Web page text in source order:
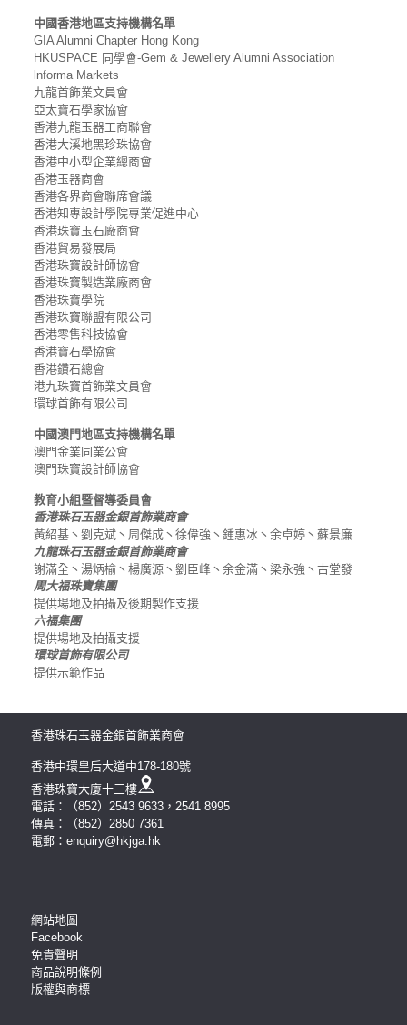
中國香港地區支持機構名單
GIA Alumni Chapter Hong Kong
HKUSPACE 同學會-Gem & Jewellery Alumni Association
lnforma Markets
九龍首飾業文員會
亞太寶石學家協會
香港九龍玉器工商聯會
香港大溪地黑珍珠協會
香港中小型企業總商會
香港玉器商會
香港各界商會聯席會議
香港知專設計學院專業促進中心
香港珠寶玉石廠商會
香港貿易發展局
香港珠寶設計師協會
香港珠寶製造業廠商會
香港珠寶學院
香港珠寶聯盟有限公司
香港零售科技協會
香港寶石學協會
香港鑽石總會
港九珠寶首飾業文員會
環球首飾有限公司
中國澳門地區支持機構名單
澳門金業同業公會
澳門珠寶設計師協會
教育小組暨督導委員會
香港珠石玉器金銀首飾業商會
黃紹基丶劉克斌丶周傑成丶徐偉強丶鍾惠冰丶余卓婷丶蘇景廉
九龍珠石玉器金銀首飾業商會
謝滿全丶湯炳榆丶楊廣源丶劉臣峰丶余金滿丶梁永強丶古堂發
周大福珠寶集團
提供場地及拍攝及後期製作支援
六福集團
提供場地及拍攝支援
環球首飾有限公司
提供示範作品
香港珠石玉器金銀首飾業商會
香港中環皇后大道中178-180號
香港珠寶大廈十三樓
電話：（852）2543 9633，2541 8995
傳真：（852）2850 7361
電郵：enquiry@hkjga.hk
網站地圖
Facebook
免責聲明
商品說明條例
版權與商標